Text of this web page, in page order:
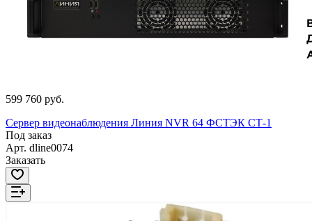
599 760 руб.
Сервер видеонаблюдения Линия NVR 64 ФСТЭК СТ-1
Под заказ
Арт. dline0074
Заказать